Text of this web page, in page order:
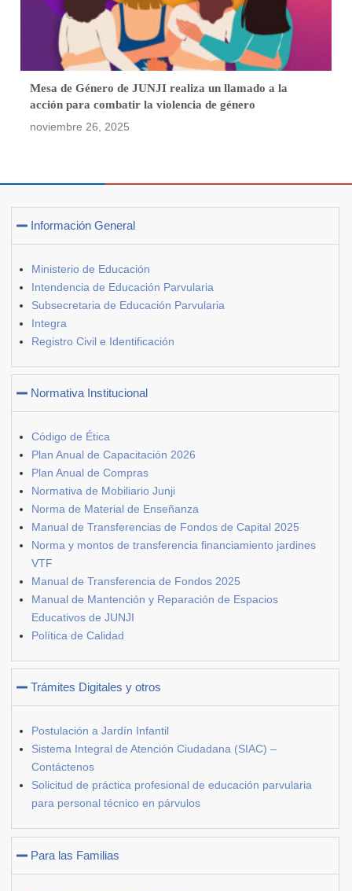
Mesa de Género de JUNJI realiza un llamado a la
acción para combatir la violencia de género
noviembre 26, 2025
Información General
Ministerio de Educación
Intendencia de Educación Parvularia
Subsecretaria de Educación Parvularia
Integra
Registro Civil e Identificación
Normativa Institucional
Código de Ética
Plan Anual de Capacitación 2026
Plan Anual de Compras
Normativa de Mobiliario Junji
Norma de Material de Enseñanza
Manual de Transferencias de Fondos de Capital 2025
Norma y montos de transferencia financiamiento jardines
VTF
Manual de Transferencia de Fondos 2025
Manual de Mantención y Reparación de Espacios
Educativos de JUNJI
Política de Calidad
Trámites Digitales y otros
Postulación a Jardín Infantil
Sistema Integral de Atención Ciudadana (SIAC) –
Contáctenos
Solicitud de práctica profesional de educación parvularia
para personal técnico en párvulos
Para las Familias